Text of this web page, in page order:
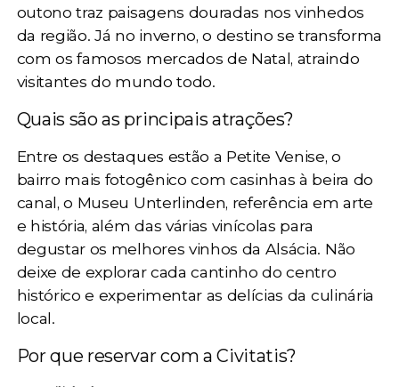
outono traz paisagens douradas nos vinhedos
da região. Já no inverno, o destino se transforma
com os famosos mercados de Natal, atraindo
visitantes do mundo todo.
Quais são as principais atrações?
Entre os destaques estão a Petite Venise, o
bairro mais fotogênico com casinhas à beira do
canal, o Museu Unterlinden, referência em arte
e história, além das várias vinícolas para
degustar os melhores vinhos da Alsácia. Não
deixe de explorar cada cantinho do centro
histórico e experimentar as delícias da culinária
local.
Por que reservar com a Civitatis?